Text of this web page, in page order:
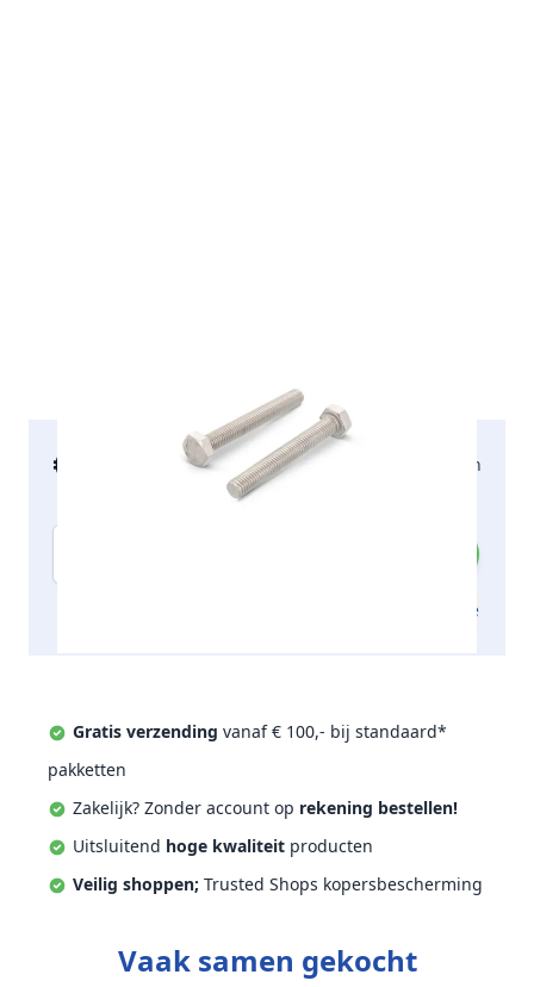
€ 35,64 incl. btw 2-5 werkdagen
Aantal
Toevoegen aan offerte
Gratis verzending vanaf € 100,- bij standaard*
pakketten
Zakelijk? Zonder account op rekening bestellen!
Uitsluitend hoge kwaliteit producten
Veilig shoppen; Trusted Shops kopersbescherming
Vaak samen gekocht